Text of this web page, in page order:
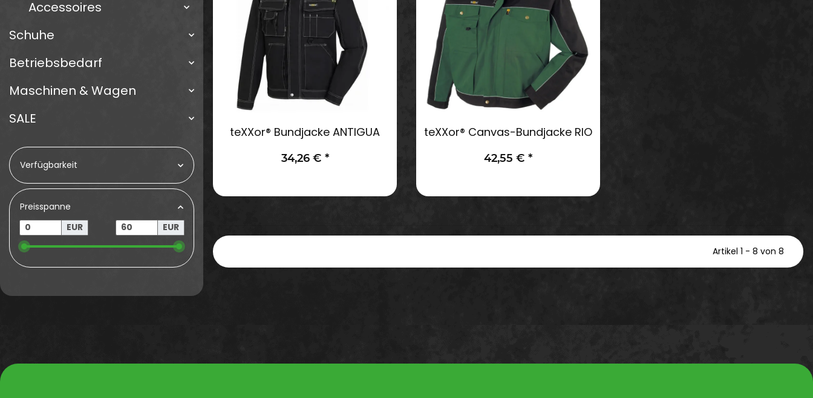
teXXor® Bundjacke ANTIGUA
34,26 € *
teXXor® Canvas-Bundjacke RIO
42,55 € *
Artikel 1 - 8 von 8
Accessoires
Schuhe
Betriebsbedarf
Maschinen & Wagen
SALE
Verfügbarkeit
Preisspanne
EUR
EUR